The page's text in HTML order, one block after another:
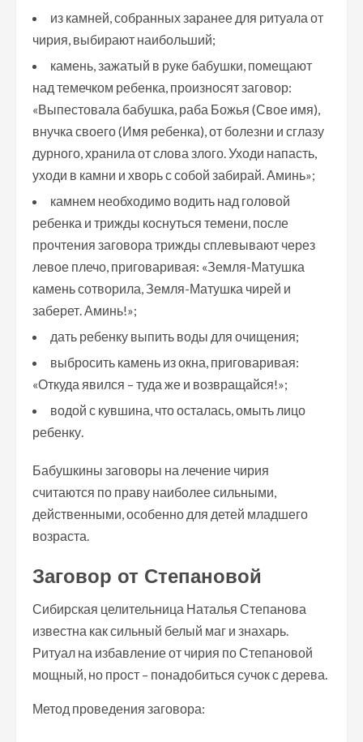
из камней, собранных заранее для ритуала от
чирия, выбирают наибольший;
камень, зажатый в руке бабушки, помещают
над темечком ребенка, произносят заговор:
«Выпестовала бабушка, раба Божья (Свое имя),
внучка своего (Имя ребенка), от болезни и сглазу
дурного, хранила от слова злого. Уходи напасть,
уходи в камни и хворь с собой забирай. Аминь»;
камнем необходимо водить над головой
ребенка и трижды коснуться темени, после
прочтения заговора трижды сплевывают через
левое плечо, приговаривая: «Земля-Матушка
камень сотворила, Земля-Матушка чирей и
заберет. Аминь!»;
дать ребенку выпить воды для очищения;
выбросить камень из окна, приговаривая:
«Откуда явился – туда же и возвращайся!»;
водой с кувшина, что осталась, омыть лицо
ребенку.
Бабушкины заговоры на лечение чирия
считаются по праву наиболее сильными,
действенными, особенно для детей младшего
возраста.
Заговор от Степановой
Сибирская целительница Наталья Степанова
известна как сильный белый маг и знахарь.
Ритуал на избавление от чирия по Степановой
мощный, но прост – понадобиться сучок с дерева.
Метод проведения заговора: